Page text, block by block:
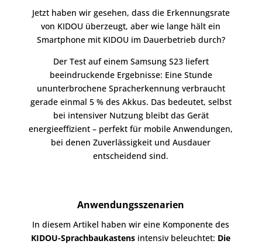
Jetzt haben wir gesehen, dass die Erkennungsrate
von KIDOU überzeugt, aber wie lange hält ein
Smartphone mit KIDOU im Dauerbetrieb durch?
Der Test auf einem Samsung S23 liefert
beeindruckende Ergebnisse: Eine Stunde
ununterbrochene Spracherkennung verbraucht
gerade einmal 5 % des Akkus. Das bedeutet, selbst
bei intensiver Nutzung bleibt das Gerät
energieeffizient – perfekt für mobile Anwendungen,
bei denen Zuverlässigkeit und Ausdauer
entscheidend sind.
Anwendungsszenarien
In diesem Artikel haben wir eine Komponente des
KIDOU-Sprachbaukastens intensiv beleuchtet: Die